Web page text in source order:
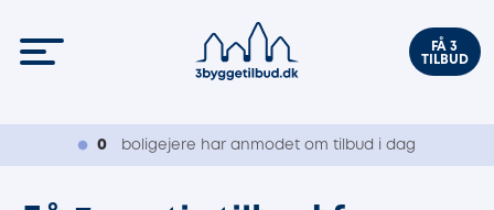
FÅ 3
TILBUD
0 boligejere har anmodet om tilbud i dag